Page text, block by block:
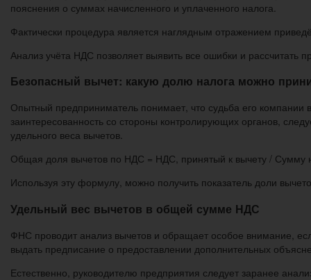
пояснения о суммах начисленного и уплаченного налога.
Фактически процедура является наглядным отражением
Анализ учёта НДС позволяет выявить все ошибки и
Безопасный вычет: какую долю налога можно
Опытный предприниматель понимает, что судьба его
заинтересованность со стороны контролирующих органов,
удельного веса вычетов.
Общая доля вычетов по НДС = НДС, принятый к вычету / Сумму
Используя эту формулу, можно получить показатель доли
Удельный вес вычетов в общей сумме НДС
ФНС проводит анализ вычетов и обращает особое внимание,
выдать предписание о предоставлении дополнительных
Естественно, руководителю предприятия следует заранее